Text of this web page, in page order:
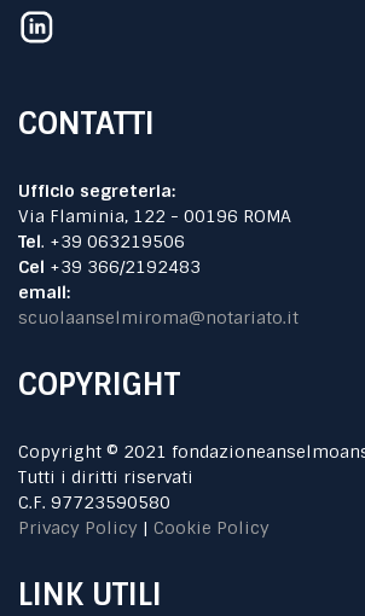
CONTATTI
Ufficio segreteria:
Via Flaminia, 122 - 00196 ROMA
Tel. +39 063219506
Cel +39 366/2192483
email:
scuolaanselmiroma@notariato.it
COPYRIGHT
Copyright © 2021
Tutti i diritti riservati
C.F. 97723590580
Privacy Policy | Cookie Policy
LINK UTILI